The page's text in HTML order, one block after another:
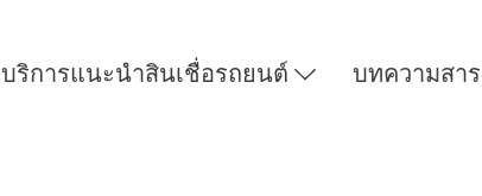
บริการแนะนำสินเชื่อรถยนต์ บทความสา